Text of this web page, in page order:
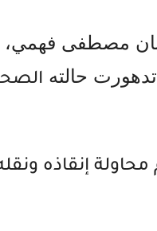
مصطفى فهمي،
تدهورت حالته
إنقاذه